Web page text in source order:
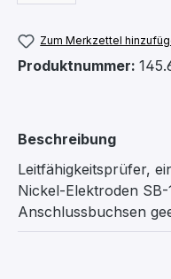
Zum Merkzettel
Produktnummer:
Beschreibung
Leitfähigkeitsprüfer,
Nickel-Elektroden
Anschlussbuchsen